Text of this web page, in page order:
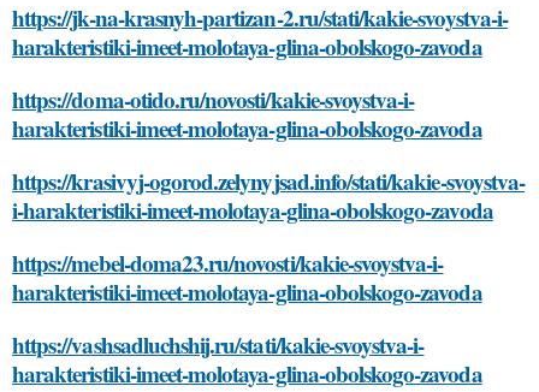
https://jk-na-krasnyh-partizan-2.ru/stati/kakie-svoystva-i-
harakteristiki-imeet-molotaya-glina-obolskogo-zavoda
https://doma-otido.ru/novosti/kakie-svoystva-i-
harakteristiki-imeet-molotaya-glina-obolskogo-zavoda
https://krasivyj-ogorod.zelynyjsad.info/stati/kakie-svoystva-
i-harakteristiki-imeet-molotaya-glina-obolskogo-zavoda
https://mebel-doma23.ru/novosti/kakie-svoystva-i-
harakteristiki-imeet-molotaya-glina-obolskogo-zavoda
https://vashsadluchshij.ru/stati/kakie-svoystva-i-
harakteristiki-imeet-molotaya-glina-obolskogo-zavoda